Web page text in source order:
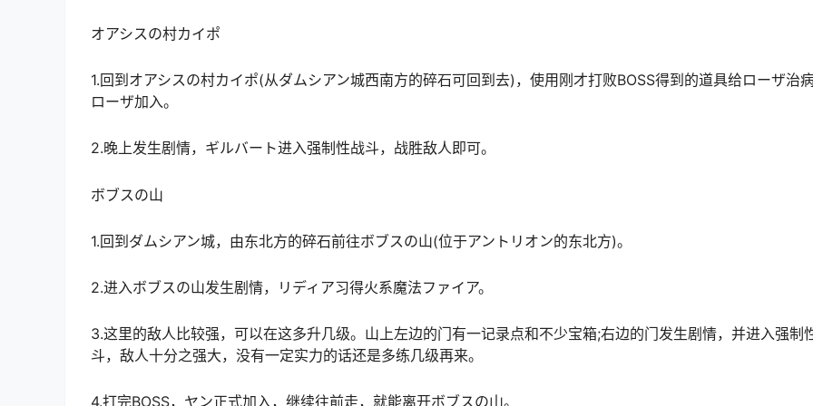
オアシスの村カイポ
1.回到オアシスの村カイポ(从ダムシアン城西南方的碎石可回到去)，使用刚才打败BOSS得到的道具给ローザ治病
ローザ加入。
2.晚上发生剧情，ギルバート进入强制性战斗，战胜敌人即可。
ボブスの山
1.回到ダムシアン城，由东北方的碎石前往ボブスの山(位于アントリオン的东北方)。
2.进入ボブスの山发生剧情，リディア习得火系魔法ファイア。
3.这里的敌人比较强，可以在这多升几级。山上左边的门有一记录点和不少宝箱;右边的门发生剧情，并进入强制
斗，敌人十分之强大，没有一定实力的话还是多练几级再来。
4.打完BOSS，ヤン正式加入，继续往前走，就能离开ボブスの山。